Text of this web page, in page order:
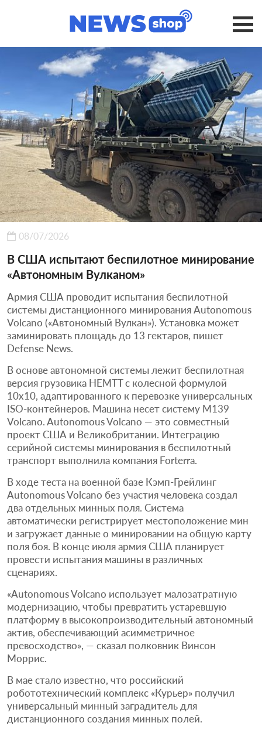
08/07/2026
В США испытают беспилотное минирование
«Автономным Вулканом»
Армия США проводит испытания беспилотной
системы дистанционного минирования Autonomous
Volcano («Автономный Вулкан»). Установка может
заминировать площадь до 13 гектаров, пишет
Defense News.
В основе автономной системы лежит беспилотная
версия грузовика HEMTT с колесной формулой
10х10, адаптированного к перевозке универсальных
ISO-контейнеров. Машина несет систему M139
Volcano. Autonomous Volcano — это совместный
проект США и Великобритании. Интеграцию
серийной системы минирования в беспилотный
транспорт выполнила компания Forterra.
В ходе теста на военной базе Кэмп-Грейлинг
Autonomous Volcano без участия человека создал
два отдельных минных поля. Система
автоматически регистрирует местоположение мин
и загружает данные о минировании на общую карту
поля боя. В конце июля армия США планирует
провести испытания машины в различных
сценариях.
«Autonomous Volcano использует малозатратную
модернизацию, чтобы превратить устаревшую
платформу в высокопроизводительный автономный
актив, обеспечивающий асимметричное
превосходство», — сказал полковник Винсон
Моррис.
В мае стало известно, что российский
робототехнический комплекс «Курьер» получил
универсальный минный заградитель для
дистанционного создания минных полей.